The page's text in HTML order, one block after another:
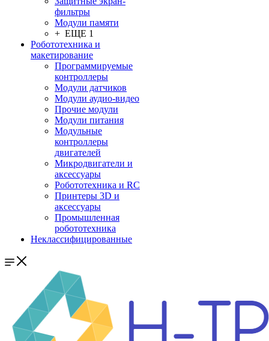
фильтры
Модули памяти
+ ЕЩЕ 1
Робототехника и
макетирование
Программируемые
контроллеры
Модули датчиков
Модули аудио-видео
Прочие модули
Модули питания
Модульные
контроллеры
двигателей
Микродвигатели и
аксессуары
Робототехника и RC
Принтеры 3D и
аксессуары
Промышленная
робототехника
Неклассифицированные